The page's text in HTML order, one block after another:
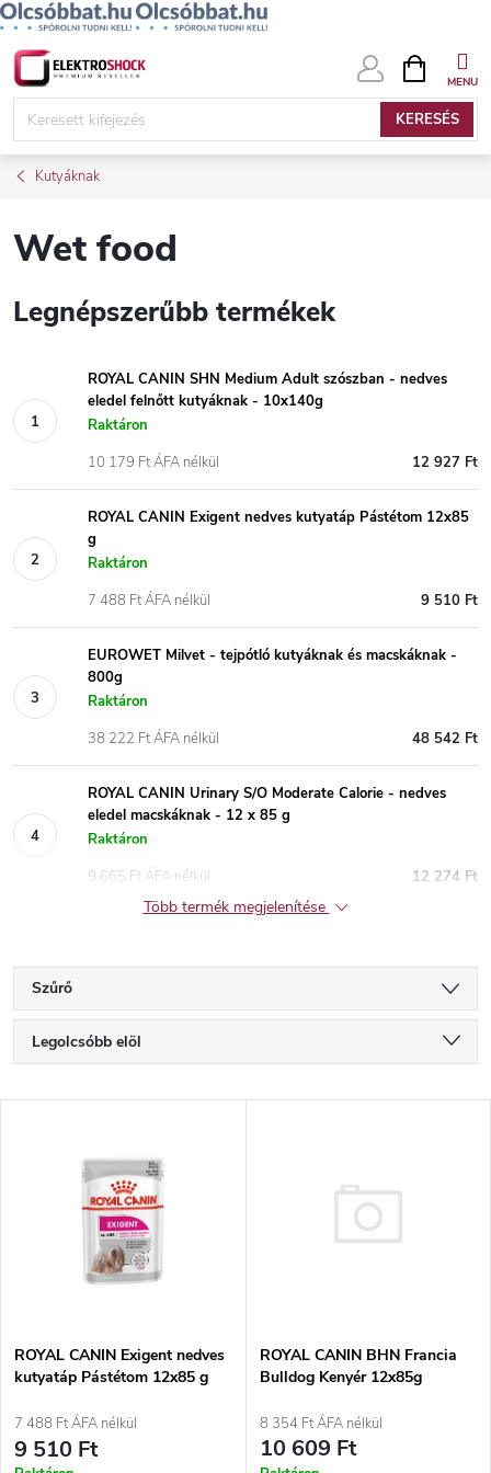
Ugrás
KERESÉS
KOSÁR
Kutyáknak
Wet food
Legnépszerűbb termékek
ROYAL CANIN SHN Medium Adult szószban - nedves
eledel felnőtt kutyáknak - 10x140g
Raktáron
12 927 Ft
10 179 Ft ÁFA nélkül
ROYAL CANIN Exigent nedves kutyatáp Pástétom 12x85
g
Raktáron
9 510 Ft
7 488 Ft ÁFA nélkül
EUROWET Milvet - tejpótló kutyáknak és macskáknak -
800g
Raktáron
48 542 Ft
38 222 Ft ÁFA nélkül
ROYAL CANIN Urinary S/O Moderate Calorie - nedves
eledel macskáknak - 12 x 85 g
Raktáron
12 274 Ft
9 665 Ft ÁFA nélkül
Több termék megjelenítése
Szűrő
T
e
e
k
Legolcsóbb elöl
ABC szerint
é
k
e
ROYAL CANIN Exigent nedves
kutyatáp Pástétom 12x85 g
7 488 Ft ÁFA nélkül
9 510 Ft
ROYAL CANIN BHN Francia
Bulldog Kenyér 12x85g
8 354 Ft ÁFA nélkül
10 609 Ft